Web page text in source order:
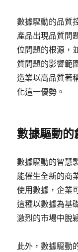
數據驅動的品質
產品出現品質問
位問題的根源，
質問題的影響範
造業以高品質著
化這一優勢。
數據驅動的
數據驅動的智慧
能催生全新的商
使用數據，企業
這種以數據為基
激烈的市場中脫
此外，數據驅動